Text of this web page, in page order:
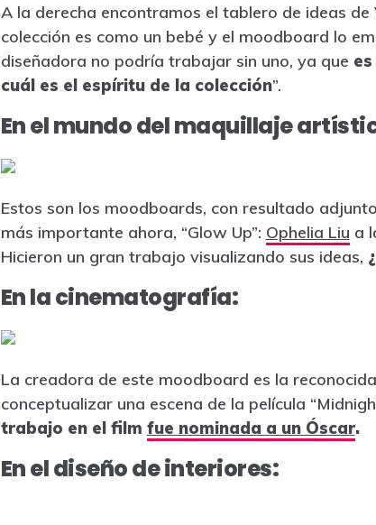
A la derecha encontramos el tablero de ideas
colección es como un bebé y el moodboard lo
diseñadora no podría trabajar sin uno, ya que
cuál es el espíritu de la colección”.
En el mundo del maquillaje
Estos son los moodboards, con resultado
más importante ahora, “Glow Up”: Ophelia Liu a
Hicieron un gran trabajo visualizando sus ideas,
En la cinematografía:
La creadora de este moodboard es la
conceptualizar una escena de la película
trabajo en el film fue nominada a un Óscar.
En el diseño de interiores: